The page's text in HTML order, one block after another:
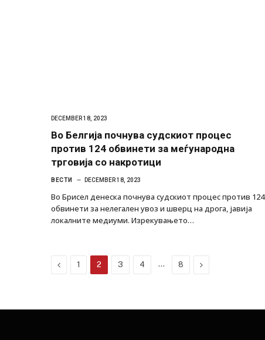
DECEMBER 18, 2023
Во Белгија почнува судскиот процес
против 124 обвинети за меѓународна
трговија со накротици
ВЕСТИ DECEMBER 18, 2023
Во Брисел денеска почнува судскиот процес против 124
обвинети за нелегален увоз и шверц на дрога, јавија
локалните медиуми. Изрекувањето…
Previous
1 2 3 4 … 8 Next